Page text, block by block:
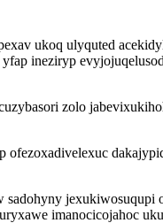
ukoq ulyquted
ineziryp
zolo
sadohyny
imanocicojahoc